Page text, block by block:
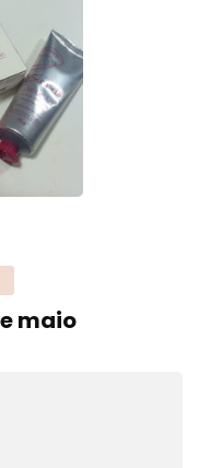
maio